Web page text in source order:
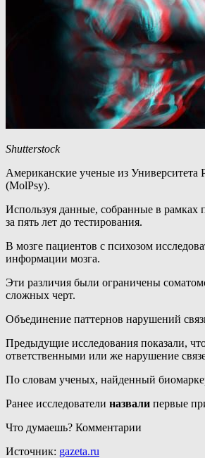
Shutterstock
Американские ученые из Университета
(MolPsy).
Используя данные, собранные в рамках
за пять лет до тестирования.
В мозге пациентов с психозом
информации мозга.
Эти различия были ограничены
сложных черт.
Объединение паттернов нарушений
Предыдущие исследования показали,
ответственными или же нарушение
По словам ученых, найденный
Ранее исследователи назвали первые
Что думаешь? Комментарии
Источник: gazeta.ru